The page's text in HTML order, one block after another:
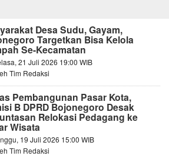
Desa Sudu, Gayam,
Targetkan Bisa Kelola
Se-Kecamatan
21 Juli 2026 19:00 WIB
Tim Redaksi
Pembangunan Pasar Kota,
B DPRD Bojonegoro Desak
Relokasi Pedagang ke
Wisata
19 Juli 2026 15:00 WIB
Tim Redaksi